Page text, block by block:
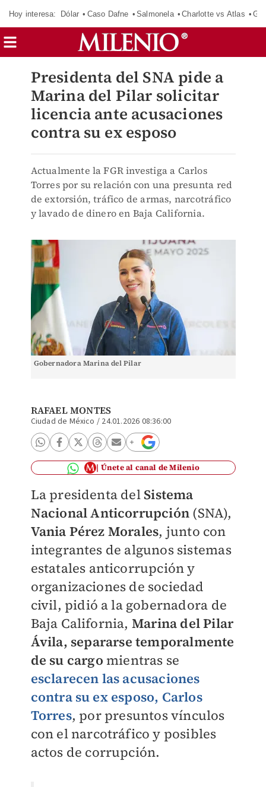
Hoy interesa: Dólar Caso Dafne Salmonela Charlotte vs Atlas
Presidenta del SNA pide a
Marina del Pilar solicitar
licencia ante acusaciones
contra su ex esposo
Actualmente la FGR investiga a Carlos
Torres por su relación con una presunta red
de extorsión, tráfico de armas, narcotráfico
y lavado de dinero en Baja California.
Gobernadora Marina del Pilar
RAFAEL MONTES
Ciudad de México / 24.01.2026 08:36:00
Únete al canal de Milenio
La presidenta del Sistema
Nacional Anticorrupción (SNA),
Vania Pérez Morales, junto con
integrantes de algunos sistemas
estatales anticorrupción y
organizaciones de sociedad
civil, pidió a la gobernadora de
Baja California, Marina del Pilar
Ávila, separarse temporalmente
de su cargo mientras se
esclarecen las acusaciones
contra su ex esposo, Carlos
Torres, por presuntos vínculos
con el narcotráfico y posibles
actos de corrupción.